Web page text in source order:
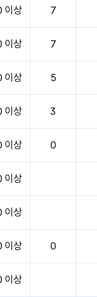
이상 7
이상 7
이상 5
이상 3
이상 0
이상
이상
이상 0
이상